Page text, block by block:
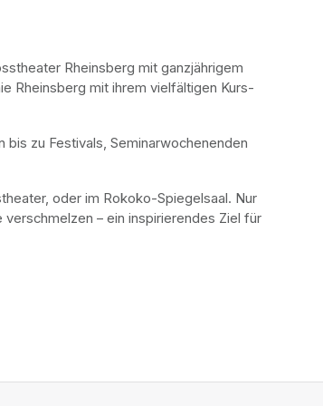
Rheinsberg mit ganzjährigem
Rheinsberg mit ihrem vielfältigen Kurs-
bis zu Festivals, Seminarwochenenden
oder im Rokoko-Spiegelsaal. Nur
– ein inspirierendes Ziel für